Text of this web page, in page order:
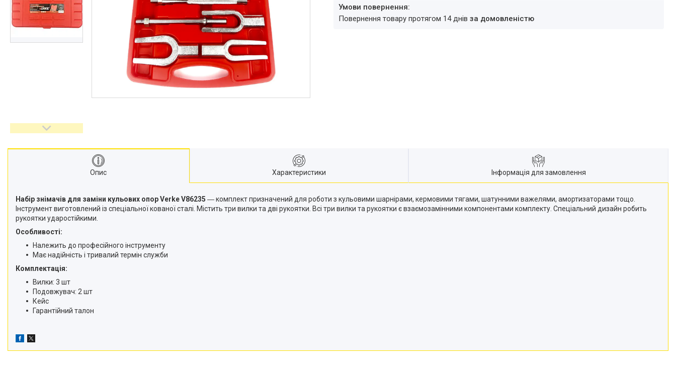
повернення товару протягом 14 днів за домовленістю
Опис Характеристики Інформація для замовлення
Набір знімачів для заміни кульових опор Verke V86235 ― комплект призначений для роботи з кульовими шарнірами, кермовими тягами, шатунними важелями, амортизаторами тощо.
Інструмент виготовлений із спеціальної кованої сталі. Містить три вилки та дві рукоятки. Всі три вилки та рукоятки є взаємозамінними компонентами комплекту. Спеціальний дизайн робить
рукоятки ударостійкими.
Особливості:
Належить до професійного інструменту
Має надійність і тривалий термін служби
Комплектація:
Вилки: 3 шт
Подовжувач: 2 шт
Кейс
Гарантійний талон